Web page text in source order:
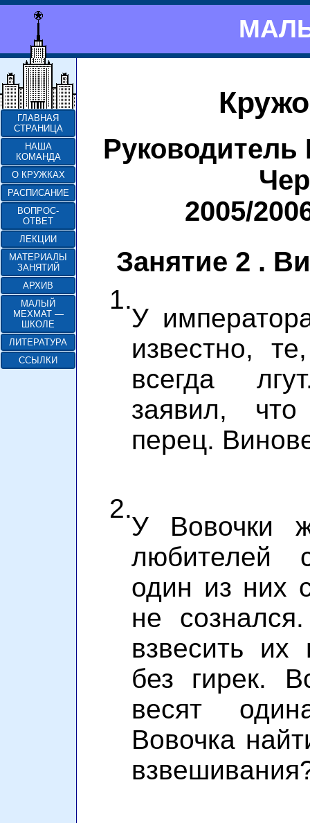
ГЛАВНАЯ
СТРАНИЦА
НАША
КОМАНДА
О КРУЖКАХ
РАСПИСАНИЕ
ВОПРОС-
ОТВЕТ
ЛЕКЦИИ
МАТЕРИАЛЫ
ЗАНЯТИЙ
АРХИВ
МАЛЫЙ
МЕХМАТ —
ШКОЛЕ
ЛИТЕРАТУРА
ССЫЛКИ
Руководитель
2005/
Занятие 2 .
1.
У
известно,
всегда
заявил,
перец.
2.
У Вовочки
любителей
один из них
не
взвесить
без гирек.
весят
Вовочка